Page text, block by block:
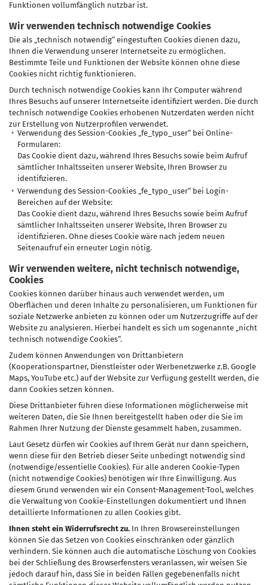
Funktionen vollumfänglich nutzbar ist.
Wir verwenden technisch notwendige Cookies
Die als „technisch notwendig“ eingestuften Cookies dienen dazu,
Ihnen die Verwendung unserer Internetseite zu ermöglichen.
Bestimmte Teile und Funktionen der Website können ohne diese
Cookies nicht richtig funktionieren.
Durch technisch notwendige Cookies kann Ihr Computer während
Ihres Besuchs auf unserer Internetseite identifiziert werden. Die durch
technisch notwendige Cookies erhobenen Nutzerdaten werden nicht
zur Erstellung von Nutzerprofilen verwendet.
Verwendung des Session-Cookies „fe_typo_user“ bei Online-
Formularen:
Das Cookie dient dazu, während Ihres Besuchs sowie beim Aufruf
sämtlicher Inhaltsseiten unserer Website, Ihren Browser zu
identifizieren.
Verwendung des Session-Cookies „fe_typo_user“ bei Login-
Bereichen auf der Website:
Das Cookie dient dazu, während Ihres Besuchs sowie beim Aufruf
sämtlicher Inhaltsseiten unserer Website, Ihren Browser zu
identifizieren. Ohne dieses Cookie wäre nach jedem neuen
Seitenaufruf ein erneuter Login nötig.
Wir verwenden weitere, nicht technisch notwendige,
Cookies
Cookies können darüber hinaus auch verwendet werden, um
Oberflächen und deren Inhalte zu personalisieren, um Funktionen für
soziale Netzwerke anbieten zu können oder um Nutzerzugriffe auf der
Website zu analysieren. Hierbei handelt es sich um sogenannte „nicht
technisch notwendige Cookies“.
Zudem können Anwendungen von Drittanbietern
(Kooperationspartner, Dienstleister oder Werbenetzwerke z.B. Google
Maps, YouTube etc.) auf der Website zur Verfügung gestellt werden, die
dann Cookies setzen können.
Diese Drittanbieter führen diese Informationen möglicherweise mit
weiteren Daten, die Sie Ihnen bereitgestellt haben oder die Sie im
Rahmen Ihrer Nutzung der Dienste gesammelt haben, zusammen.
Laut Gesetz dürfen wir Cookies auf Ihrem Gerät nur dann speichern,
wenn diese für den Betrieb dieser Seite unbedingt notwendig sind
(notwendige/essentielle Cookies). Für alle anderen Cookie-Typen
(nicht notwendige Cookies) benötigen wir Ihre Einwilligung. Aus
diesem Grund verwenden wir ein Consent-Management-Tool, welches
die Verwaltung von Cookie-Einstellungen dokumentiert und Ihnen
detaillierte Informationen zu allen Cookies gibt.
Ihnen steht ein Widerrufsrecht zu. In Ihren Browsereinstellungen
können Sie das Setzen von Cookies einschränken oder gänzlich
verhindern. Sie können auch die automatische Löschung von Cookies
bei der Schließung des Browserfensters veranlassen, wir weisen Sie
jedoch darauf hin, dass Sie in beiden Fällen gegebenenfalls nicht